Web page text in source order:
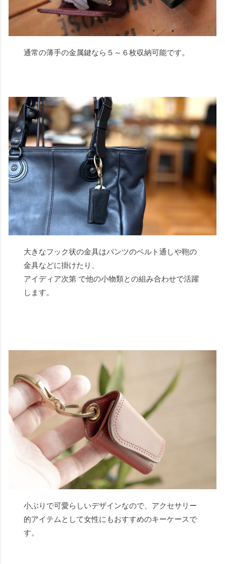
通常の薄手の金属鍵なら５～６枚収納可能です。
大きなフック状の金具はパンツのベルト通しや鞄の
金具などに掛けたり、
アイディア次第 で他の小物類との組み合わせで活躍
します。
小ぶりで可愛らしいデザインなので、アクセサリー
的アイテムとして女性にもおすすめのキーケースで
す。